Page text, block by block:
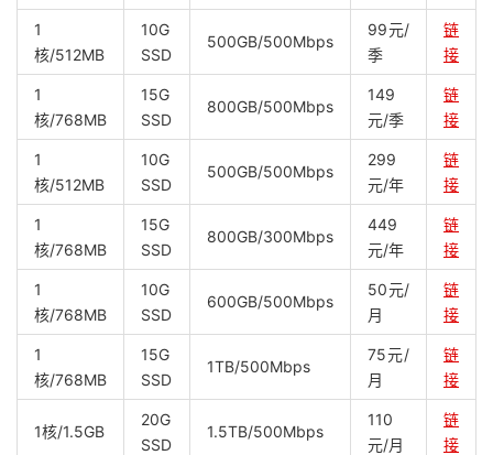
1
核/512MB
10G
SSD
500GB/500Mbps
99元/
季
链
接
1
核/768MB
15G
SSD
800GB/500Mbps
149
元/季
链
接
1
核/512MB
10G
SSD
500GB/500Mbps
299
元/年
链
接
1
核/768MB
15G
SSD
800GB/300Mbps
449
元/年
链
接
1
核/768MB
10G
SSD
600GB/500Mbps
50元/
月
链
接
1
核/768MB
15G
SSD
1TB/500Mbps
75元/
月
链
接
1核/1.5GB
20G
SSD
1.5TB/500Mbps
110
元/月
链
接